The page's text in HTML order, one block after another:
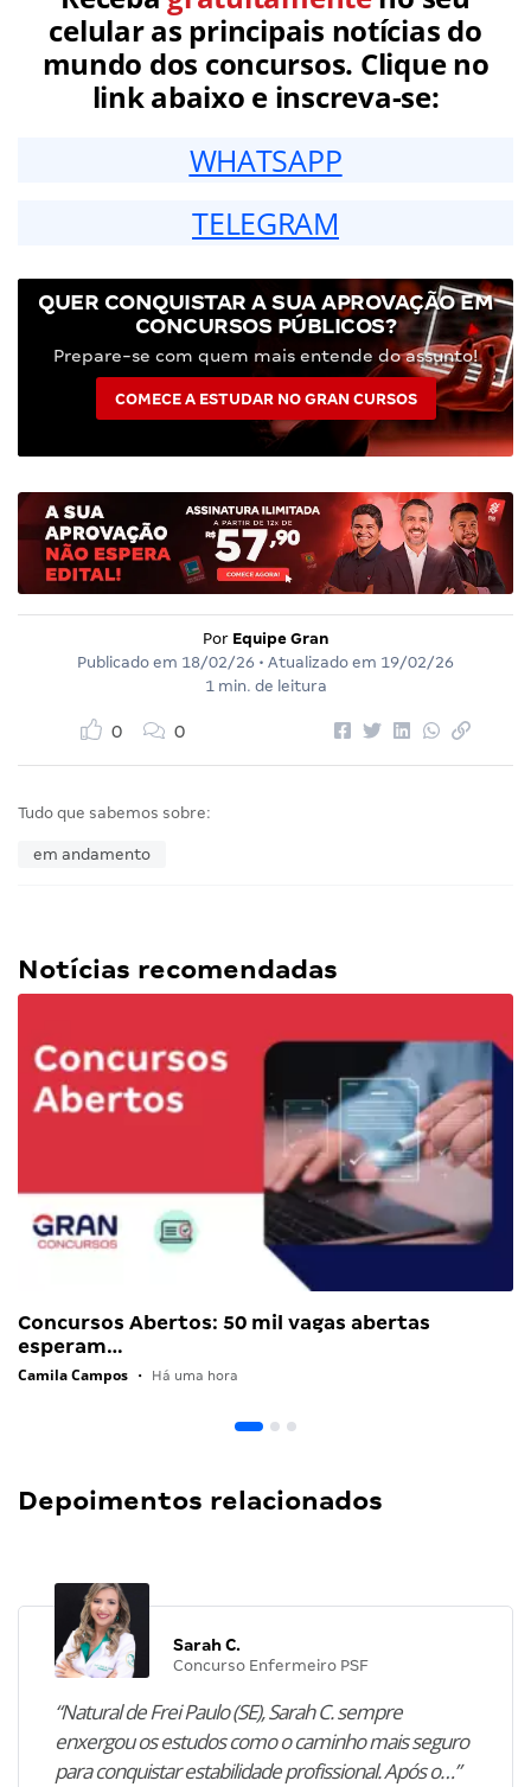
celular as principais notícias do
mundo dos concursos. Clique no
link abaixo e inscreva-se:
WHATSAPP
TELEGRAM
QUER CONQUISTAR A SUA APROVAÇÃO EM
CONCURSOS PÚBLICOS?
Prepare-se com quem mais entende do assunto!
COMECE A ESTUDAR NO GRAN CURSOS
Por Equipe Gran
Publicado em 18/02/26 • Atualizado em 19/02/26
1 min. de leitura
0 0
Tudo que sabemos sobre:
em andamento
Notícias recomendadas
Concursos Abertos: 50 mil vagas abertas
esperam…
Camila Campos • Há uma hora
Depoimentos relacionados
Sarah C.
Concurso Enfermeiro PSF
“Natural de Frei Paulo (SE), Sarah C. sempre
enxergou os estudos como o caminho mais seguro
para conquistar estabilidade profissional. Após o…”